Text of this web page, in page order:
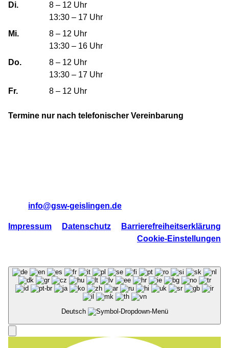
Di.
8 – 12 Uhr
13:30 – 17 Uhr
Mi.
8 – 12 Uhr
13:30 – 16 Uhr
Do.
8 – 12 Uhr
13:30 – 17 Uhr
Fr.
8 – 12 Uhr
Termine nur nach telefonischer Vereinbarung
info@gsw-geislingen.de
Impressum Datenschutz
Barrierefreiheitserklärung
Cookie-Einstellungen
Deutsch